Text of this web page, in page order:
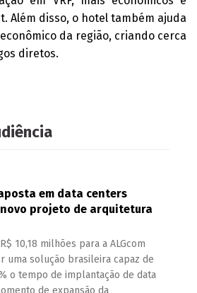
Além disso, o hotel também ajuda
da região, criando cerca
diretos.
em data centers
projeto de arquitetura
10,18 milhões para a ALGcom
uma solução brasileira capaz de
o tempo de implantação de data
de expansão da